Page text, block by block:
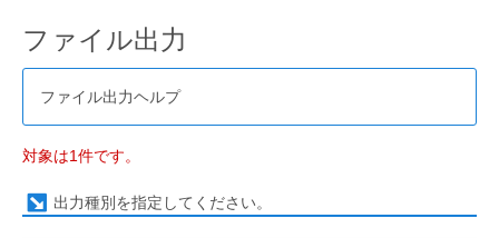
ファイル出力
ファイル出力ヘルプ
対象は1件です。
出力種別を指定してください。